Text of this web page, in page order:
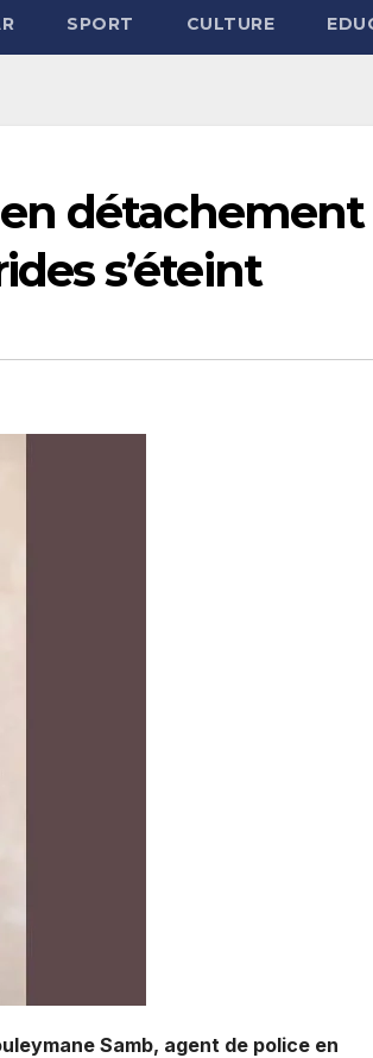
SPORT CULTURE
détachement
s’éteint
Samb, agent de police en